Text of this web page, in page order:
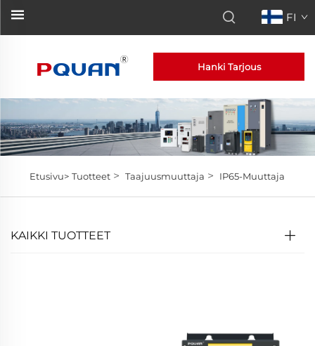
FI
Hanki Tarjous
Etusivu> Tuotteet> Taajuusmuuttaja > IP65-Muuttaja
KAIKKI TUOTTEET